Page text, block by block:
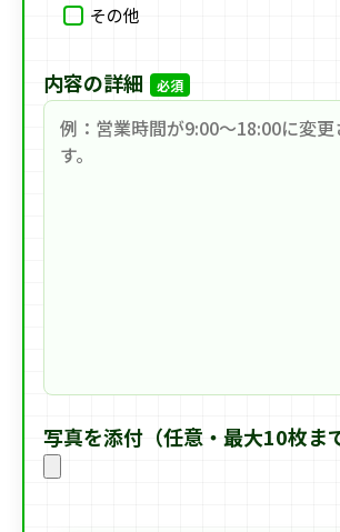
その他
内容の詳細 必須
写真を添付（任意・最大10枚ま